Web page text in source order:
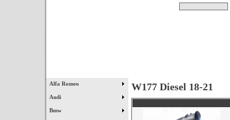
Alfa Romeo
Audi
Bmw
W177 Diesel 18-21